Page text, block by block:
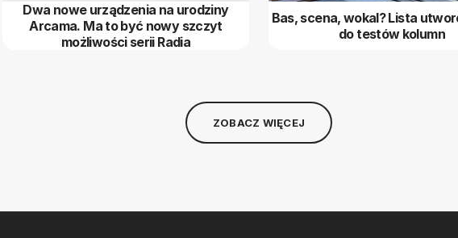
Dwa nowe urządzenia na urodziny
Arcama. Ma to być nowy szczyt
możliwości serii Radia
Bas, scena, wokal? Lista
do testów kolumn
ZOBACZ WIĘCEJ